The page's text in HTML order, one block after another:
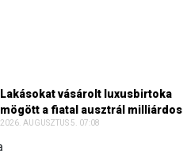
Lakásokat vásárolt luxusbirtoka
mögött a fiatal ausztrál milliárdos
2026. AUGUSZTUS 5. 07:08